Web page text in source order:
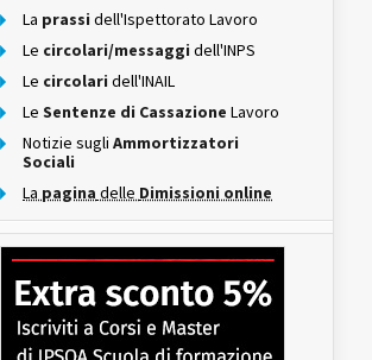
La prassi dell'Ispettorato Lavoro
Le circolari/messaggi dell'INPS
Le circolari dell'INAIL
Le Sentenze di Cassazione Lavoro
Notizie sugli Ammortizzatori
Sociali
La pagina delle Dimissioni online